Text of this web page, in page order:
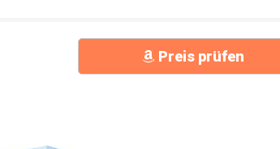
Preis prüfen